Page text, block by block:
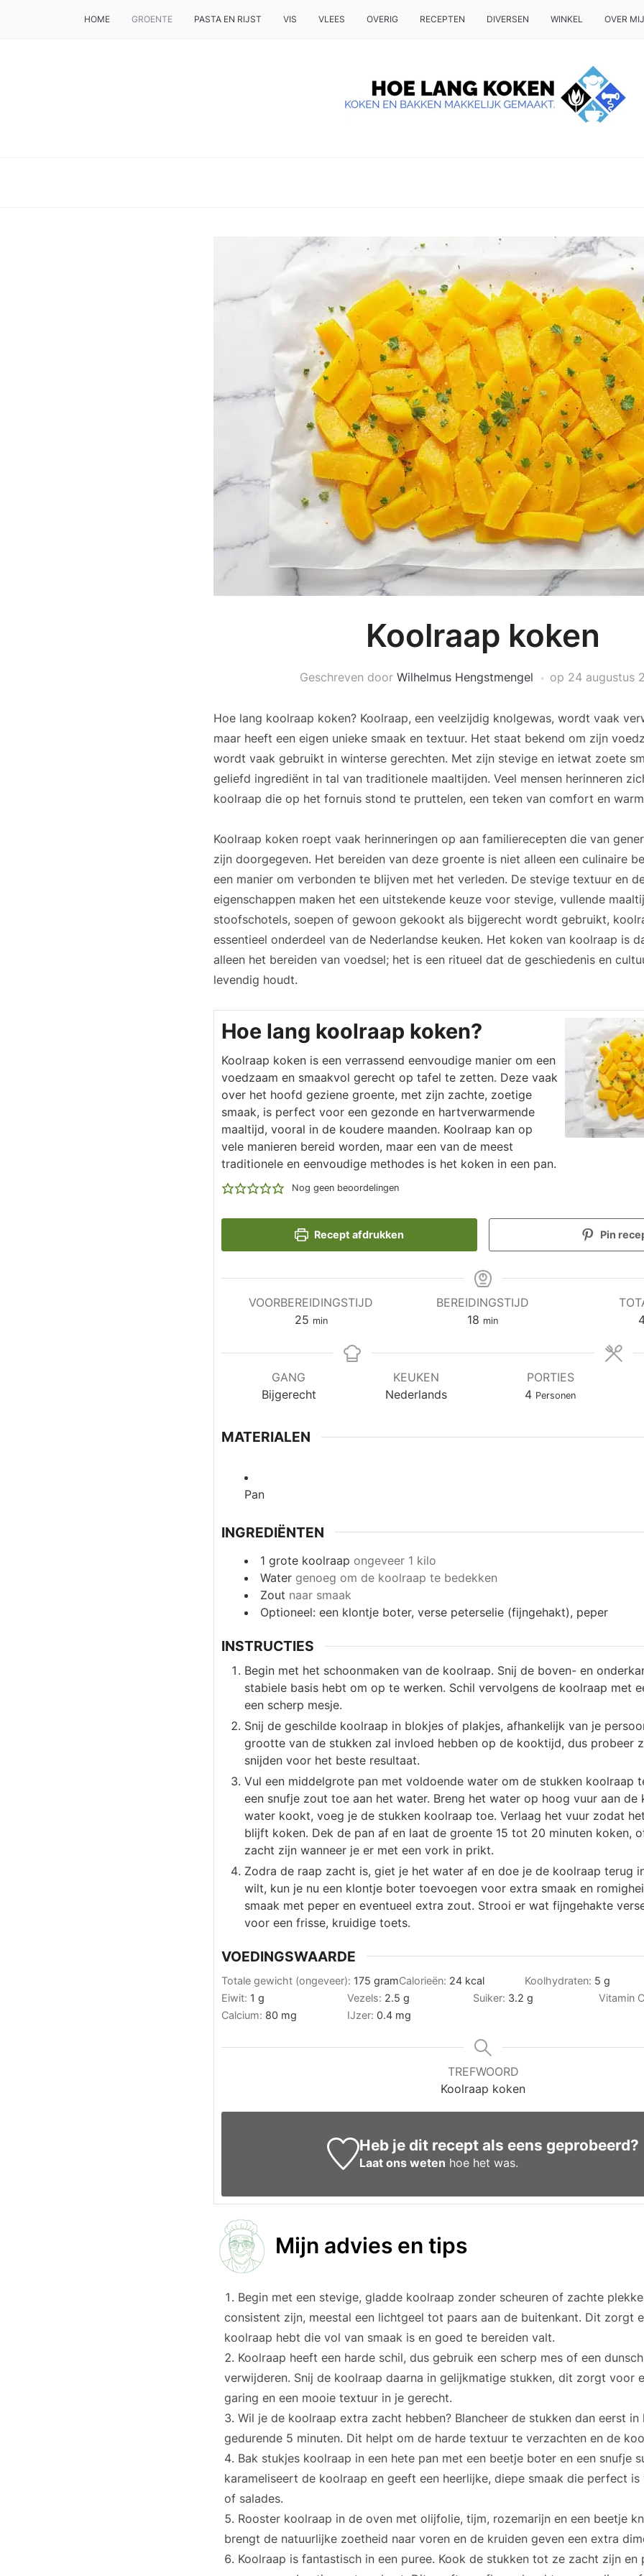
HOME GROENTE PASTA EN RIJST VIS VLEES OVERIG RECEPTEN DIVERSEN WINKEL OVER MIJ
Koolraap koken
Geschreven door Wilhelmus Hengstmengel op 24 augustus
Hoe lang koolraap koken? Koolraap, een veelzijdig knolgewas, wordt vaak
maar heeft een eigen unieke smaak en textuur. Het staat bekend om zijn
wordt vaak gebruikt in winterse gerechten. Met zijn stevige en ietwat zoete
geliefd ingrediënt in tal van traditionele maaltijden. Veel mensen herinneren
koolraap die op het fornuis stond te pruttelen, een teken van comfort en
Koolraap koken roept vaak herinneringen op aan familierecepten die van
zijn doorgegeven. Het bereiden van deze groente is niet alleen een culinaire
een manier om verbonden te blijven met het verleden. De stevige textuur en
eigenschappen maken het een uitstekende keuze voor stevige, vullende
stoofschotels, soepen of gewoon gekookt als bijgerecht wordt gebruikt,
essentieel onderdeel van de Nederlandse keuken. Het koken van koolraap is
alleen het bereiden van voedsel; het is een ritueel dat de geschiedenis en
levendig houdt.
Hoe lang koolraap koken?
Koolraap koken is een verrassend eenvoudige manier om een
voedzaam en smaakvol gerecht op tafel te zetten. Deze vaak
over het hoofd geziene groente, met zijn zachte, zoetige
smaak, is perfect voor een gezonde en hartverwarmende
maaltijd, vooral in de koudere maanden. Koolraap kan op
vele manieren bereid worden, maar een van de meest
traditionele en eenvoudige methodes is het koken in een pan.
Nog geen beoordelingen
Recept afdrukken Pin
VOORBEREIDINGSTIJD
25minuten
min
BEREIDINGSTIJD
18 minuten
min
GANG
Bijgerecht
KEUKEN
Nederlands
PORTIES
4 Personen
MATERIALEN
Pan
INGREDIËNTEN
1 grote koolraap ongeveer 1 kilo
Water genoeg om de koolraap te bedekken
Zout naar smaak
Optioneel: een klontje boter, verse peterselie (fijngehakt), peper
INSTRUCTIES
Begin met het schoonmaken van de koolraap. Snij de boven- en
stabiele basis hebt om op te werken. Schil vervolgens de koolraap met
een scherp mesje.
Snij de geschilde koolraap in blokjes of plakjes, afhankelijk van je
grootte van de stukken zal invloed hebben op de kooktijd, dus probeer
snijden voor het beste resultaat.
Vul een middelgrote pan met voldoende water om de stukken koolraap
een snufje zout toe aan het water. Breng het water op hoog vuur aan de
water kookt, voeg je de stukken koolraap toe. Verlaag het vuur zodat
blijft koken. Dek de pan af en laat de groente 15 tot 20 minuten koken,
zacht zijn wanneer je er met een vork in prikt.
Zodra de raap zacht is, giet je het water af en doe je de koolraap terug
wilt, kun je nu een klontje boter toevoegen voor extra smaak en
smaak met peper en eventueel extra zout. Strooi er wat fijngehakte
voor een frisse, kruidige toets.
VOEDINGSWAARDE
Totale gewicht (ongeveer): 175 gramCalorieën: 24 kcal Koolhydraten: 5 g
Eiwit: 1 g Vezels: 2.5 g Suiker: 3.2 g
Vitamin
Calcium: 80 mg IJzer: 0.4 mg
TREFWOORD
Koolraap koken
Heb je dit recept als eens geprobeerd?
Laat ons weten hoe het was.
Mijn advies en tips
Begin met een stevige, gladde koolraap zonder scheuren of zachte
consistent zijn, meestal een lichtgeel tot paars aan de buitenkant. Dit zorgt
koolraap hebt die vol van smaak is en goed te bereiden valt.
Koolraap heeft een harde schil, dus gebruik een scherp mes of een
verwijderen. Snij de koolraap daarna in gelijkmatige stukken, dit zorgt voor
garing en een mooie textuur in je gerecht.
Wil je de koolraap extra zacht hebben? Blancheer de stukken dan eerst
gedurende 5 minuten. Dit helpt om de harde textuur te verzachten en de
Bak stukjes koolraap in een hete pan met een beetje boter en een snufje
karameliseert de koolraap en geeft een heerlijke, diepe smaak die perfect
of salades.
Rooster koolraap in de oven met olijfolie, tijm, rozemarijn en een beetje
brengt de natuurlijke zoetheid naar voren en de kruiden geven een extra
Koolraap is fantastisch in een puree. Kook de stukken tot ze zacht zijn en